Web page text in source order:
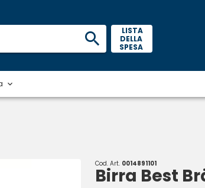
LISTA
DELLA
SPESA
Cod. Art. 0014891101
Birra Best